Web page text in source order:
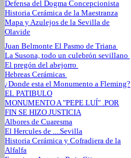
Defensa del Dogma Concepcionista
Historia Cerámica de la Maestranza
Mapa y Azulejos de la Sevilla de
Olavide
Juan Belmonte El Pasmo de Triana
La Susona, todo un culebrón sevillano
El pregón del abejorro
Hebreas Cerámicas
¿Donde esta el Monumento a Fleming?
EL PATIBULO
MONUMENTO A "PEPE LUÍ" .POR
FIN SE HIZO JUSTICIA
Albores de Cuaresma
El Hercules de ....Sevilla
Historia Cerámica y Cofradiera de la
Alfalfa